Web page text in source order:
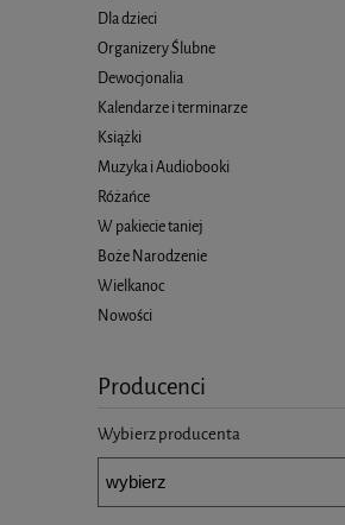
Dla dzieci
Organizery Ślubne
Dewocjonalia
Kalendarze i terminarze
Książki
Muzyka i Audiobooki
Różańce
W pakiecie taniej
Boże Narodzenie
Wielkanoc
Nowości
Producenci
Wybierz producenta